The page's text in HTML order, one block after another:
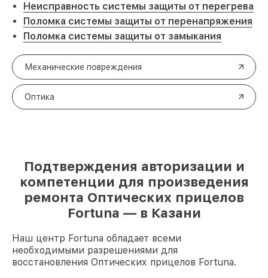
Неисправность системы защиты от перегрева
Поломка системы защиты от перенапряжения
Поломка системы защиты от замыкания
Механические повреждения
Оптика
Подтверждения авторизации и
компетенции для произведения
ремонта Оптических прицелов
Fortuna — в Казани
Наш центр Fortuna обладает всеми
необходимыми разрешениями для
восстановления Оптических прицелов Fortuna.